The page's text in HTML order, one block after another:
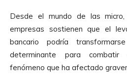
Desde el mundo de las
empresas sostienen que el
bancario podría
determinante para combatir
fenómeno que ha afectado